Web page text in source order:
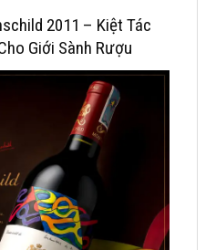
2011 – Kiệt Tác
Giới Sành Rượu